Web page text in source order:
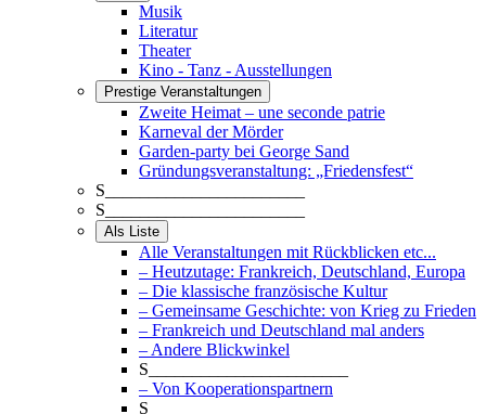
Musik
Literatur
Theater
Kino - Tanz - Ausstellungen
Prestige Veranstaltungen
Zweite Heimat – une seconde patrie
Karneval der Mörder
Garden-party bei George Sand
Gründungsveranstaltung: „Friedensfest“
S_______________________
S_______________________
Als Liste
Alle Veranstaltungen mit Rückblicken etc...
– Heutzutage: Frankreich, Deutschland, Europa
– Die klassische französische Kultur
– Gemeinsame Geschichte: von Krieg zu Frieden
– Frankreich und Deutschland mal anders
– Andere Blickwinkel
S_______________________
– Von Kooperationspartnern
S_______________________